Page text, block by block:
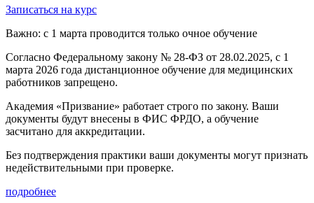
Записаться на курс
Важно: с 1 марта проводится только очное обучение
Согласно Федеральному закону № 28-ФЗ от 28.02.2025, с 1
марта 2026 года дистанционное обучение для медицинских
работников запрещено.
Академия «Призвание» работает строго по закону. Ваши
документы будут внесены в ФИС ФРДО, а обучение
засчитано для аккредитации.
Без подтверждения практики ваши документы могут признать
недействительными при проверке.
подробнее